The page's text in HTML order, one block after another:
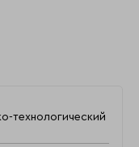
технологический